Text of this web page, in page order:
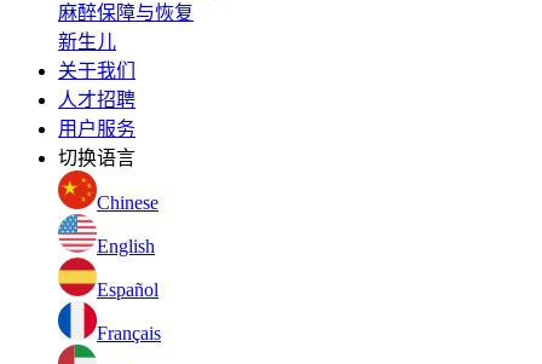
麻醉保障与恢复
新生儿
关于我们
人才招聘
用户服务
切换语言
Chinese
English
Español
Français